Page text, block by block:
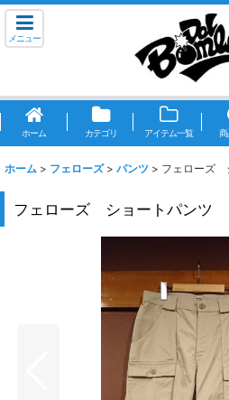
メニュー
ホーム カテゴリ アイテム一覧 商
ホーム > フェローズ > パンツ > フェローズ
フェローズ ショートパンツ